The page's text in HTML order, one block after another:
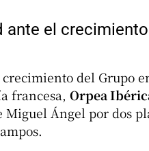
ante el
del Grupo
francesa, Orpea
Ángel por dos